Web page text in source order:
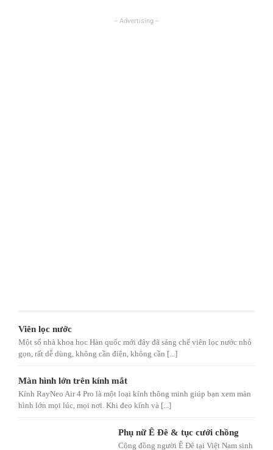
Viên lọc nước
Một số nhà khoa học Hàn quốc mới đây đã sáng chế viên lọc nước nhỏ
gọn, rất dễ dùng, không cần điện, không cần [...]
Màn hình lớn trên kính mắt
Kính RayNeo Air 4 Pro là một loại kính thông minh giúp bạn xem màn
hình lớn mọi lúc, mọi nơi. Khi đeo kính và [...]
Phụ nữ Ê Đê & tục cưới chồng
Cộng đồng người Ê Đê tại Việt Nam sinh